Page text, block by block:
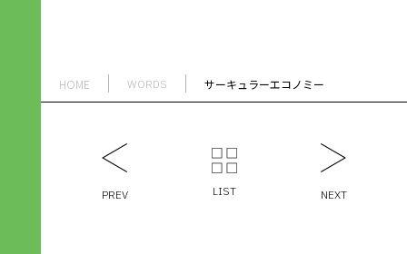
HOME WORDS サーキュラーエコノミー
PREV LIST NEXT